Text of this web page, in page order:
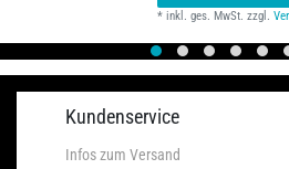
*inkl. ges. MwSt. zzgl.
Kundenservice
Infos zum Versand